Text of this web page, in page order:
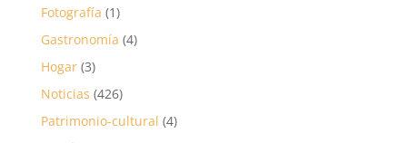
Fotografía (1)
Gastronomía (4)
Hogar(3)
Noticias (426)
Patrimonio-cultural (4)